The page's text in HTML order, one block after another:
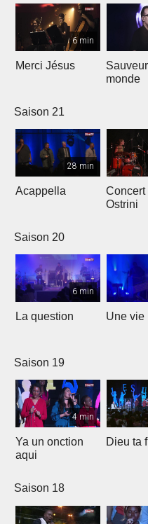
6 min
Merci Jésus
monde
Saison 21
28 min
Acappella
Concert
Ostrini
Saison 20
6 min
La question Une vie
Saison 19
4 min
Ya un onction
aqui
Dieu ta
Saison 18